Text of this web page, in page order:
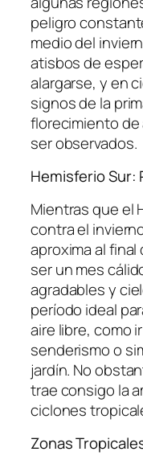
peligro
medio del
atisbos de
alargarse, y en
signos de la
florecimiento
ser observados.
Hemisferio Sur:
Mientras que el
contra el
aproxima al
ser un mes
agradables y
período ideal
aire libre, como
senderismo o
jardín. No
trae consigo la
ciclones
Zonas